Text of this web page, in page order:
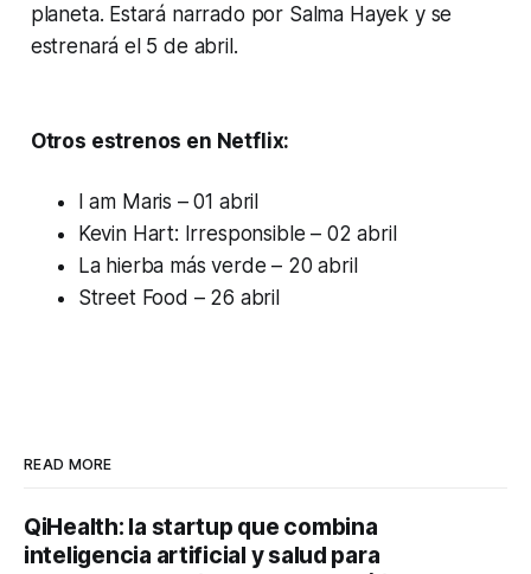
planeta. Estará narrado por Salma Hayek y se
estrenará el 5 de abril.
Otros estrenos en Netflix:
I am Maris – 01 abril
Kevin Hart: Irresponsible – 02 abril
La hierba más verde – 20 abril
Street Food – 26 abril
READ MORE
QiHealth: la startup que combina
inteligencia artificial y salud para